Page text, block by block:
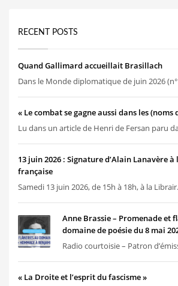
RECENT POSTS
Quand Gallimard accueillait Brasillach
Dans le Monde diplomatique de juin 2026
« Le combat se gagne aussi dans les (noms
Lu dans un article de Henri de Fersan paru
13 juin 2026 : Signature d’Alain Lanavère
française
Samedi 13 juin 2026, de 15h à 18h, à la
Anne Brassie – Promenade et
domaine de poésie du 8 mai
Radio courtoisie – Patron
« La Droite et l’esprit du fascisme »